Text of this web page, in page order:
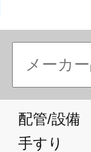
配管/設備
手すり